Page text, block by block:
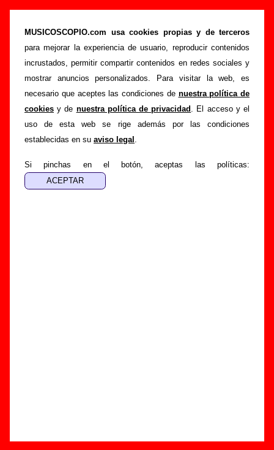
MUSICOSCOPIO.com usa cookies propias y de terceros
para mejorar la experiencia de usuario, reproducir contenidos
incrustados, permitir compartir contenidos en redes sociales y
mostrar anuncios personalizados. Para visitar la web, es
necesario que aceptes las condiciones de nuestra política de
cookies y de nuestra política de privacidad . El acceso y el
uso de esta web se rige además por las condiciones
establecidas en su aviso legal .
Si pinchas en el botón, aceptas las políticas:
“Copacabana” (CD digipack, 2015) - Izal
Portada >Izal >Discografía >Copacabana
Esta página pretende recopilar todo tipo de información
sobre el disco “Copacabana”, interpretado por
Además del listado de canciones incluidas en el disco,
también se mostrarán en esta página otros tipos de
información a medida que estén disponibles: los datos
relacionados con su publicación, los créditos de la grabación
responsables de la grabación, las mezclas y la
masterización), información sobre otras ediciones en otros